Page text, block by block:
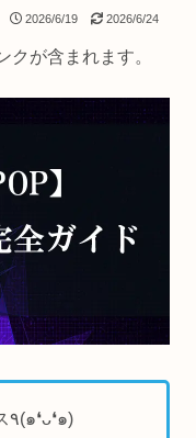
2026/6/19 2026/6/24
が含まれます。
でアナウンス٩(๑❛ᴗ❛๑)